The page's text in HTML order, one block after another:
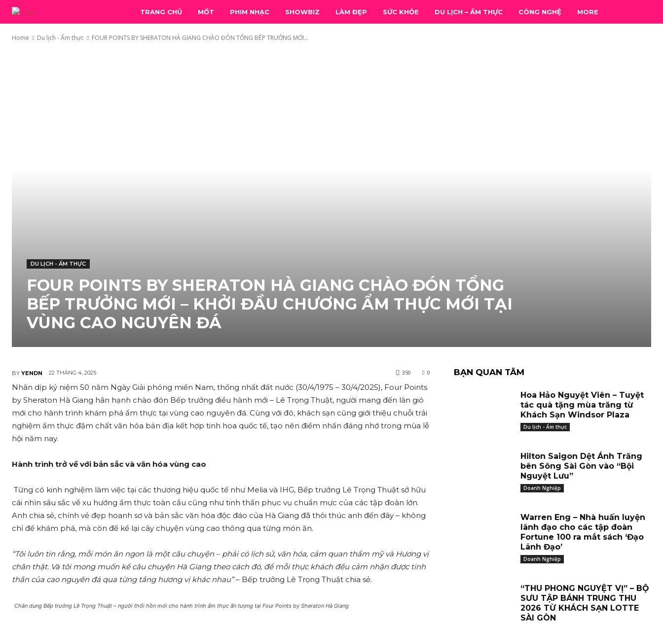
TRANG CHỦ MỐT PHIM NHẠC SHOWBIZ LÀM ĐẸP SỨC KHỎE DU LỊCH – ẨM THỰC CÔNG NGHỆ MORE
Home Du lịch - Ẩm thực FOUR POINTS BY SHERATON HÀ GIANG CHÀO ĐÓN TỔNG BẾP TRƯỞNG MỚI...
DU LỊCH - ẨM THỰC
FOUR POINTS BY SHERATON HÀ GIANG CHÀO ĐÓN TỔNG
BẾP TRƯỞNG MỚI – KHỞI ĐẦU CHƯƠNG ẨM THỰC MỚI TẠI
VÙNG CAO NGUYÊN ĐÁ
BY YENDN 22 THÁNG 4, 2025 0
350
Nhân dịp kỷ niệm 50 năm Ngày Giải phóng miền Nam, thống nhất đất nước (30/4/1975 – 30/4/2025), Four Points
by Sheraton Hà Giang hân hạnh chào đón Bếp trưởng điều hành mới – Lê Trọng Thuật, người mang đến làn gió
mới cho hành trình khám phá ẩm thực tại vùng cao nguyên đá. Cùng với đó, khách sạn cũng giới thiệu chuỗi trải
nghiệm ẩm thực đậm chất văn hóa bản địa kết hợp tinh hoa quốc tế, tạo nên điểm nhấn đáng nhớ trong mùa lễ
hội năm nay.
Hành trình trở về với bản sắc và văn hóa vùng cao
Từng có kinh nghiệm làm việc tại các thương hiệu quốc tế như Melia và IHG, Bếp trưởng Lê Trọng Thuật sở hữu
cái nhìn sâu sắc về xu hướng ẩm thực toàn cầu cũng như tinh thần phục vụ chuẩn mực của các tập đoàn lớn.
Anh chia sẻ, chính vẻ đẹp hoanh sơ và bản sắc văn hóa độc đáo của Hà Giang đã thôi thúc anh đến đây – không
chỉ để khám phá, mà còn để kể lại cây chuyện vùng cao thông qua từng món ăn.
“Tôi luôn tin rằng, mỗi món ăn ngon là một câu chuyện – phải có lịch sử, văn hóa, cảm quan thẩm mỹ và Hương vị
chân thật. Và tôi mong muốn kể câu chuyện Hà Giang theo cách đó, để mỗi thực khách đều cảm nhận được tinh
thần của cao nguyên đá qua từng tầng hương vị khác nhau”– Bếp trưởng Lê Trọng Thuật chia sẻ.
Chân dung Bếp trưởng Lê Trọng Thuật – người thổi hồn mới cho hành trình ẩm thực ấn tượng tại Four Points by Sheraton Hà Giang
BẠN QUAN TÂM
Hoa Hảo Nguyệt Viên – Tuyệt
tác quà tặng mùa trăng từ
Khách Sạn Windsor Plaza
Du lịch - Ẩm thực
Hilton Saigon Dệt Ánh Trăng
bên Sông Sài Gòn vào “Bội
Nguyệt Lưu”
Doanh Nghiệp
Warren Eng – Nhà huấn luyện
lãnh đạo cho các tập đoàn
Fortune 100 ra mắt sách ‘Đạo
Lãnh Đạo’
Doanh Nghiệp
“THU PHONG NGUYỆT VỊ” – BỘ
SƯU TẬP BÁNH TRUNG THU
2026 TỪ KHÁCH SẠN LOTTE
SÀI GÒN